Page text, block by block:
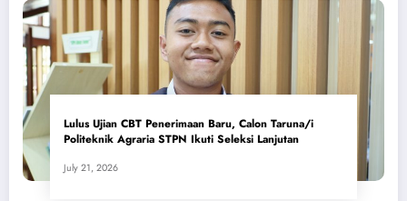
Lulus Ujian CBT Penerimaan Baru, Calon Taruna/i
Politeknik Agraria STPN Ikuti Seleksi Lanjutan
July 21, 2026